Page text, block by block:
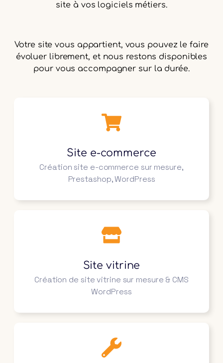
site à vos logiciels métiers.
Votre site vous appartient, vous pouvez le faire
évoluer librement, et nous restons disponibles
pour vous accompagner sur la durée.
Site e-commerce
Création site e-commerce sur mesure,
Prestashop, WordPress
Site vitrine
Création de site vitrine sur mesure & CMS
WordPress